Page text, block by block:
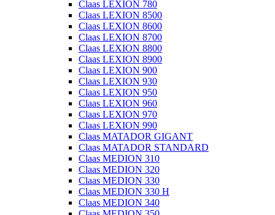
Claas LEXION 780
Claas LEXION 8500
Claas LEXION 8600
Claas LEXION 8700
Claas LEXION 8800
Claas LEXION 8900
Claas LEXION 900
Claas LEXION 930
Claas LEXION 950
Claas LEXION 960
Claas LEXION 970
Claas LEXION 990
Claas MATADOR GIGANT
Claas MATADOR STANDARD
Claas MEDION 310
Claas MEDION 320
Claas MEDION 330
Claas MEDION 330 H
Claas MEDION 340